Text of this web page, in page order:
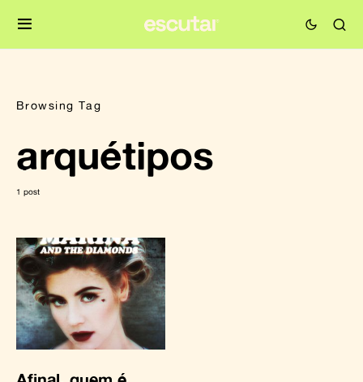
Browsing Tag
arquétipos
1 post